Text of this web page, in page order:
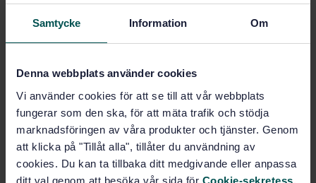
Samtycke Information Om
Denna webbplats använder cookies
Vi använder cookies för att se till att vår webbplats
fungerar som den ska, för att mäta trafik och stödja
marknadsföringen av våra produkter och tjänster. Genom
att klicka på "Tillåt alla", tillåter du användning av
cookies. Du kan ta tillbaka ditt medgivande eller anpassa
ditt val genom att besöka vår sida för Cookie-sekretess.
Colouring materials in plastics - Determination of
colour stability to heat during processing of colouring
injection moulding
Subscribe on standards - Read more
Price:0 SEK
PDF